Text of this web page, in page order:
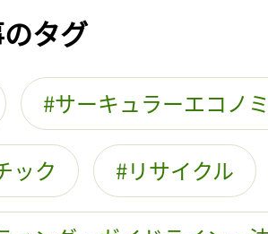
タグ
サーキュラーエコノ
ック リサイクル